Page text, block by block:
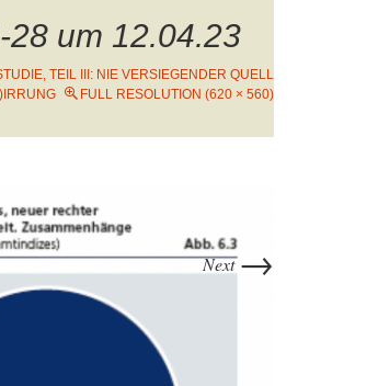
um 12.04.23
TEIL III: NIE VERSIEGENDER QUELL
FULL RESOLUTION (620 × 560)
Next→